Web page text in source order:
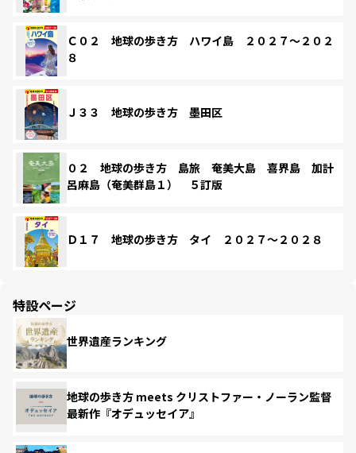
Ｃ０２ 地球の歩き方 ハワイ島 ２０２７～２０２
８
Ｊ３３ 地球の歩き方 墨田区
０２ 地球の歩き方 島旅 奄美大島 喜界島 加計
呂麻島（奄美群島１） ５訂版
Ｄ１７ 地球の歩き方 タイ ２０２７～２０２８
特設ページ
世界遺産ランキング
地球の歩き方 meets クリストファー・ノーラン監督
最新作『オデュッセイア』